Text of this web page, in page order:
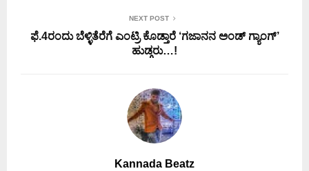
NEXT POST
ಫೆ.4ರಂದು ಬೆಳ್ಳಿತೆರೆಗೆ ಎಂಟ್ರಿ‌ ಕೊಡ್ತಾರೆ ‘ಗಜಾನನ ಅಂಡ್ ಗ್ಯಾಂಗ್’
ಹುಡ್ಗರು…!
Kannada Beatz